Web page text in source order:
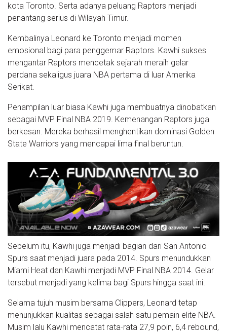
kota Toronto. Serta adanya peluang Raptors menjadi
penantang serius di Wilayah Timur.
Kembalinya Leonard ke Toronto menjadi momen
emosional bagi para penggemar Raptors. Kawhi sukses
mengantar Raptors mencetak sejarah meraih gelar
perdana sekaligus juara NBA pertama di luar Amerika
Serikat.
Penampilan luar biasa Kawhi juga membuatnya dinobatkan
sebagai MVP Final NBA 2019. Kemenangan Raptors juga
berkesan. Mereka berhasil menghentikan dominasi Golden
State Warriors yang mencapai lima final beruntun.
Sebelum itu, Kawhi juga menjadi bagian dari San Antonio
Spurs saat menjadi juara pada 2014. Spurs menundukkan
Miami Heat dan Kawhi menjadi MVP Final NBA 2014. Gelar
tersebut menjadi yang kelima bagi Spurs hingga saat ini.
Selama tujuh musim bersama Clippers, Leonard tetap
menunjukkan kualitas sebagai salah satu pemain elite NBA.
Musim lalu Kawhi mencatat rata-rata 27,9 poin, 6,4 rebound,